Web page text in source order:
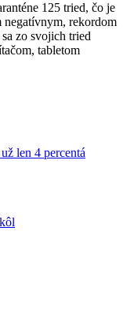
125 tried, čo je
negatívnym, rekordom
zo svojich tried
tabletom
len 4 percentá